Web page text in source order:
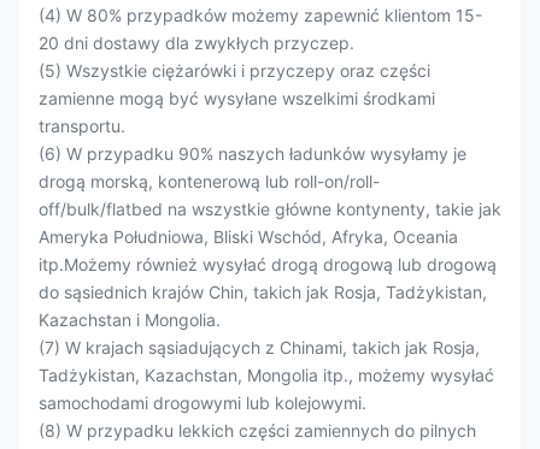
(4) W 80% przypadków możemy zapewnić klientom 15-
20 dni dostawy dla zwykłych przyczep.
(5) Wszystkie ciężarówki i przyczepy oraz części
zamienne mogą być wysyłane wszelkimi środkami
transportu.
(6) W przypadku 90% naszych ładunków wysyłamy je
drogą morską, kontenerową lub roll-on/roll-
off/bulk/flatbed na wszystkie główne kontynenty, takie jak
Ameryka Południowa, Bliski Wschód, Afryka, Oceania
itp.Możemy również wysyłać drogą drogową lub drogową
do sąsiednich krajów Chin, takich jak Rosja, Tadżykistan,
Kazachstan i Mongolia.
(7) W krajach sąsiadujących z Chinami, takich jak Rosja,
Tadżykistan, Kazachstan, Mongolia itp., możemy wysyłać
samochodami drogowymi lub kolejowymi.
(8) W przypadku lekkich części zamiennych do pilnych